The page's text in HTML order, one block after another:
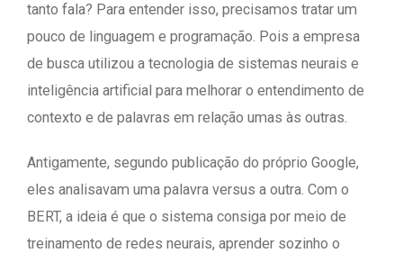
tanto fala? Para entender isso, precisamos tratar um
pouco de linguagem e programação. Pois a empresa
de busca utilizou a tecnologia de sistemas neurais e
inteligência artificial para melhorar o entendimento de
contexto e de palavras em relação umas às outras.
Antigamente, segundo publicação do próprio Google,
eles analisavam uma palavra versus a outra. Com o
BERT, a ideia é que o sistema consiga por meio de
treinamento de redes neurais, aprender sozinho o